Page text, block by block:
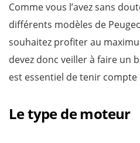
Comme vous l’avez sans
différents modèles de
souhaitez profiter au
devez donc veiller à faire un
est essentiel de tenir
Le type de moteur